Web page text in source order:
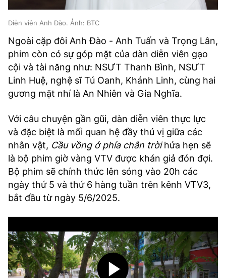
Diễn viên Anh Đào. Ảnh: BTC
Ngoài cặp đôi Anh Đào - Anh Tuấn và Trọng Lân,
phim còn có sự góp mặt của dàn diễn viên gạo
cội và tài năng như: NSƯT Thanh Bình, NSƯT
Linh Huệ, nghệ sĩ Tú Oanh, Khánh Linh, cùng hai
gương mặt nhí là An Nhiên và Gia Nghĩa.
Với câu chuyện gần gũi, dàn diễn viên thực lực
và đặc biệt là mối quan hệ đầy thú vị giữa các
nhân vật, Cầu vồng ở phía chân trờihứa hẹn sẽ
là bộ phim giờ vàng VTV được khán giả đón đợi.
Bộ phim sẽ chính thức lên sóng vào 20h các
ngày thứ 5 và thứ 6 hàng tuần trên kênh VTV3,
bắt đầu từ ngày 5/6/2025.